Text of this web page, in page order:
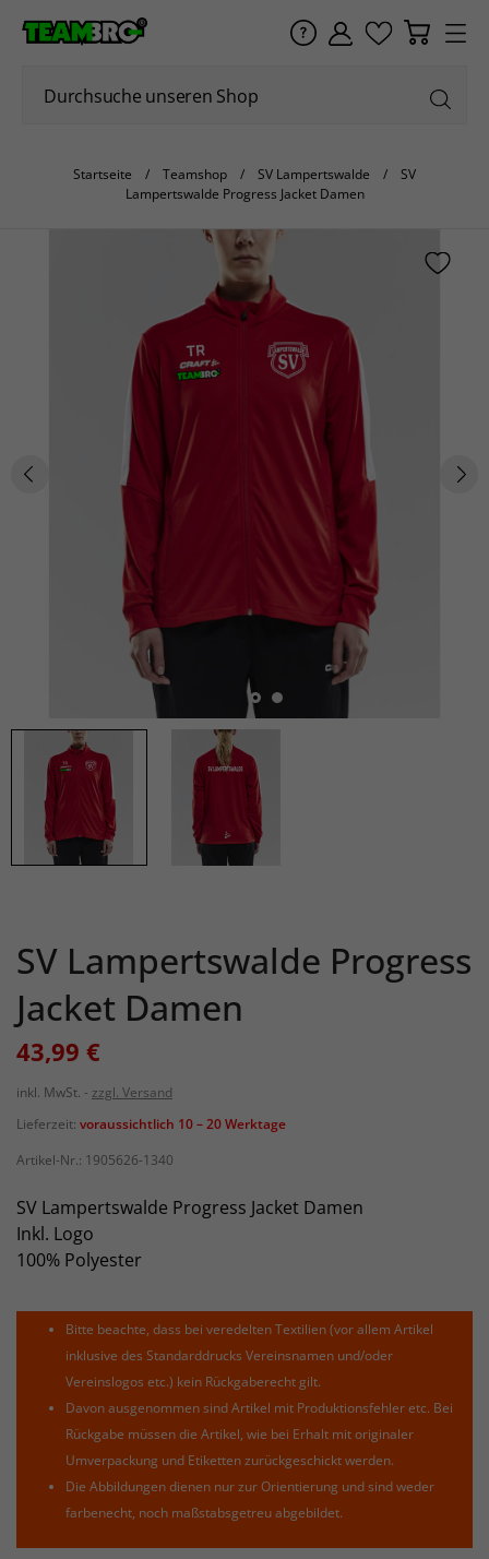
Startseite Teamshop SV Lampertswalde
SV
Lampertswalde Progress Jacket Damen
SV Lampertswalde Progress
Jacket Damen
43,99 €
inkl. MwSt.
zzgl. Versand
Lieferzeit: voraussichtlich 10 – 20 Werktage
Artikel-Nr.: 1905626-1340
SV Lampertswalde Progress Jacket Damen
Inkl. Logo
100% Polyester
Bitte beachte, dass bei veredelten Textilien (vor allem Artikel
inklusive des Standarddrucks Vereinsnamen und/oder
Vereinslogos etc.) kein Rückgaberecht gilt.
Davon ausgenommen sind Artikel mit Produktionsfehler etc. Bei
Rückgabe müssen die Artikel, wie bei Erhalt mit originaler
Umverpackung und Etiketten zurückgeschickt werden.
Die Abbildungen dienen nur zur Orientierung und sind weder
farbenecht, noch maßstabsgetreu abgebildet.